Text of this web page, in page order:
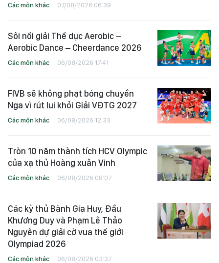
Các môn khác 07/08/2026 06:39
Sôi nổi giải Thể dục Aerobic –
Aerobic Dance – Cheerdance 2026
Các môn khác 06/08/2026 17:41
FIVB sẽ không phạt bóng chuyền
Nga vì rút lui khỏi Giải VĐTG 2027
Các môn khác 06/08/2026 12:33
Tròn 10 năm thành tích HCV Olympic
của xạ thủ Hoàng xuân Vinh
Các môn khác 06/08/2026 08:07
Các kỳ thủ Bành Gia Huy, Đầu
Khương Duy và Phạm Lê Thảo
Nguyên dự giải cờ vua thế giới
Olympiad 2026
Các môn khác 06/08/2026 03:37